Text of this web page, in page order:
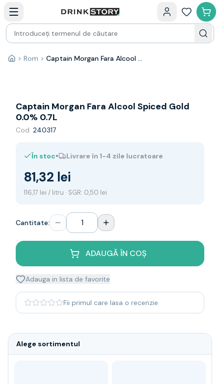
Bauturi fine — selectie
Produse Noi
Cosuri cadou
Pachete & Cadouri
Vin
Franta
Spania
Africa de Sud
Germania
Noua Zeelanda
Spumante
Single malt
Japanese
Blanded Japanese
Canadian
Rom
Vodka
Acasă
> Rom > Captain Morgan Fara Alcool Spiced Gold 0.0% 0.7L
Captain Morgan Fara Alcool Spiced Gold
0.0% 0.7L
Cod: 240317
În stoc• Livrare în 1-4 zile lucratoare
81,32 lei
116,17 lei / litru · SGR: 0,50 lei
Cantitate:
ADAUGĂ ÎN COȘ
Adauga in lista de favorite
Fii primul care lasa o recenzie
Alege sortimentul